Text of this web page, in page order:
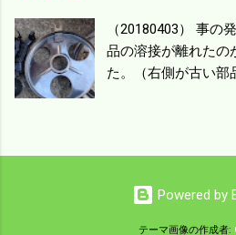
めるほど忙しい。
いう。 実感としては
な年はくず米が多い
と8月の酷暑、あげ
つ。 僕の最終作況
か興味深い。
（20180403） 事の
品の溶接が離れたの
た。（右側が古い部
下を調整するシャ
は全く使えなくなっ
くれたようだ。 左
く高い部品だ。 不
Powered by
テーマ画像の作成者: